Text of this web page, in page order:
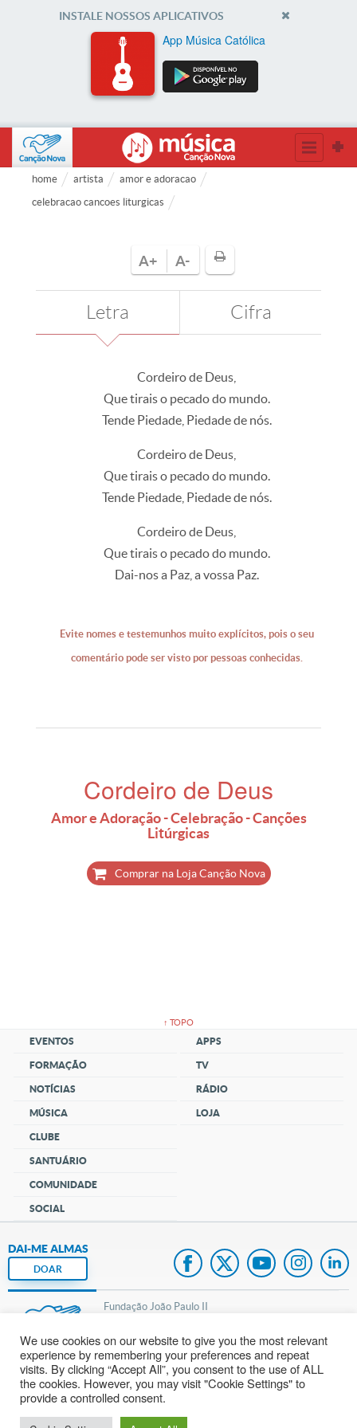
INSTALE NOSSOS APLICATIVOS
App Música Católica
home artista
amor e adoracao
celebracao cancoes liturgicas
Cordeiro de Deus
Amor e Adoração - Celebração - Canções
Litúrgicas
Comprar na Loja Canção Nova
A+ A-
Letra Cifra
Cordeiro de Deus,
Que tirais o pecado do mundo.
Tende Piedade, Piedade de nós.
Cordeiro de Deus,
Que tirais o pecado do mundo.
Tende Piedade, Piedade de nós.
Cordeiro de Deus,
Que tirais o pecado do mundo.
Dai-nos a Paz, a vossa Paz.
Evite nomes e testemunhos muito explícitos, pois o seu
comentário pode ser visto por pessoas conhecidas.
↑ TOPO
EVENTOS
FORMAÇÃO
NOTÍCIAS
MÚSICA
CLUBE
SANTUÁRIO
COMUNIDADE
SOCIAL
APPS
TV
RÁDIO
LOJA
DAI-ME ALMAS
DOAR
Fundação João Paulo II
Pedido de Oração
Mapa do site
Internacional
We use cookies on our website to give you the most relevant
experience by remembering your preferences and repeat
visits. By clicking “Accept All”, you consent to the use of ALL
the cookies. However, you may visit "Cookie Settings" to
provide a controlled consent.